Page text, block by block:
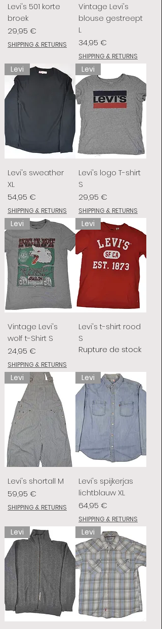
Levi's 501 korte
broek
Prix
29,95 €
SHIPPING & RETURNS
Vintage Levi's
blouse gestreept
L
Prix
34,95 €
SHIPPING & RETURNS
Levi
Levi's sweather
XL
Prix
54,95 €
SHIPPING & RETURNS
Levi
Levi's logo T-shirt
S
Prix
29,95 €
SHIPPING & RETURNS
Levi
Vintage Levi's
wolf t-Shirt S
Prix
24,95 €
SHIPPING & RETURNS
Levi
Levi's t-shirt rood
S
Rupture de stock
Levi
Levi's shortall M
Prix
59,95 €
SHIPPING & RETURNS
Levi
Levi's spijkerjas
lichtblauw XL
Prix
64,95 €
SHIPPING & RETURNS
Levi Levi